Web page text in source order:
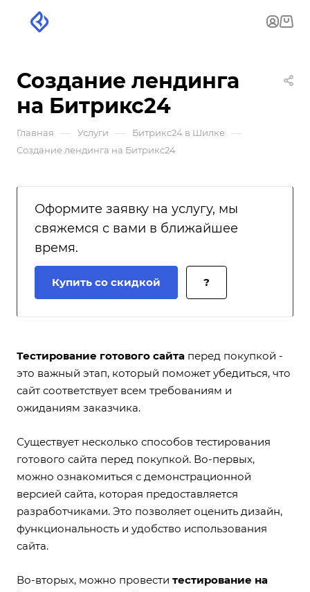
Создание лендинга
на Битрикс24
Главная — Услуги — Битрикс24 в Шилке —
Создание лендинга на Битрикс24
Оформите заявку на услугу, мы
свяжемся с вами в ближайшее
время.
Купить со скидкой ?
Тестирование готового сайта перед покупкой -
это важный этап, который поможет убедиться, что
сайт соответствует всем требованиям и
ожиданиям заказчика.
Существует несколько способов тестирования
готового сайта перед покупкой. Во-первых,
можно ознакомиться с демонстрационной
версией сайта, которая предоставляется
разработчиками. Это позволяет оценить дизайн,
функциональность и удобство использования
сайта.
Во-вторых, можно провести тестирование на